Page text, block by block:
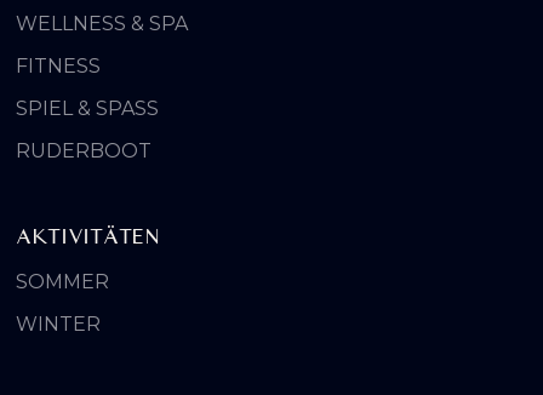
WELLNESS & SPA
FITNESS
SPIEL & SPASS
RUDERBOOT
AKTIVITÄTEN
SOMMER
WINTER